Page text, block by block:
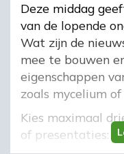
Deze middag
van de lopende
Wat zijn de
mee te bouwen
eigenschappen
zoals mycelium
Kies maximaal
of presentaties: